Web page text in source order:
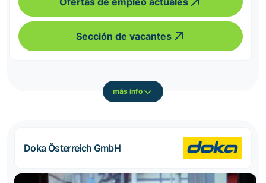
Sección de vacantes
más info
Doka Österreich GmbH